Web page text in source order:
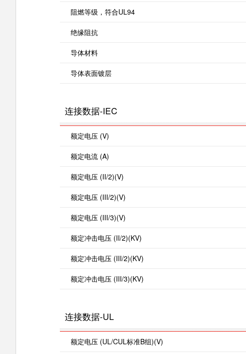
阻燃等级，符合UL94
绝缘阻抗
导体材料
导体表面镀层
连接数据-IEC
额定电压 (V)
额定电流 (A)
额定电压 (II/2)(V)
额定电压 (III/2)(V)
额定电压 (III/3)(V)
额定冲击电压 (II/2)(KV)
额定冲击电压 (III/2)(KV)
额定冲击电压 (III/3)(KV)
连接数据-UL
额定电压 (UL/CUL标准B组)(V)